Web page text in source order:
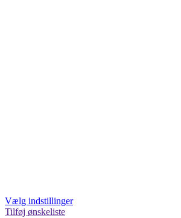
Vælg indstillinger
Tilføj ønskeliste